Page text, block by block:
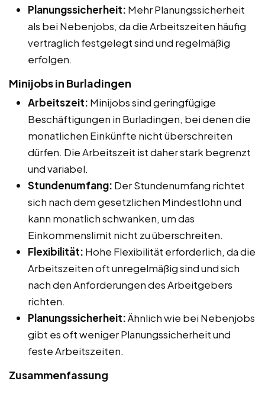
Planungssicherheit: Mehr Planungssicherheit
als bei Nebenjobs, da die Arbeitszeiten häufig
vertraglich festgelegt sind und regelmäßig
erfolgen.
Minijobs in Burladingen
Arbeitszeit: Minijobs sind geringfügige
Beschäftigungen in Burladingen, bei denen die
monatlichen Einkünfte nicht überschreiten
dürfen. Die Arbeitszeit ist daher stark begrenzt
und variabel.
Stundenumfang: Der Stundenumfang richtet
sich nach dem gesetzlichen Mindestlohn und
kann monatlich schwanken, um das
Einkommenslimit nicht zu überschreiten.
Flexibilität: Hohe Flexibilität erforderlich, da die
Arbeitszeiten oft unregelmäßig sind und sich
nach den Anforderungen des Arbeitgebers
richten.
Planungssicherheit:Ähnlich wie bei Nebenjobs
gibt es oft weniger Planungssicherheit und
feste Arbeitszeiten.
Zusammenfassung